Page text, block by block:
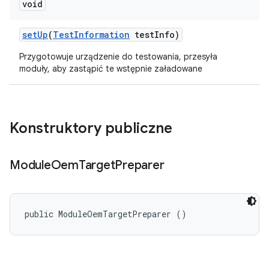
void
setUp(TestInformation testInfo)
Przygotowuje urządzenie do testowania, przesyła
moduły, aby zastąpić te wstępnie załadowane
Konstruktory publiczne
ModuleOemTargetPreparer
public ModuleOemTargetPreparer ()